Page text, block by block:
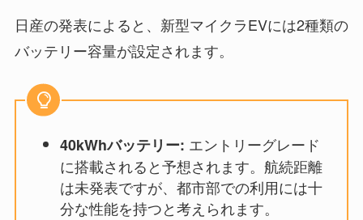
日産の発表によると、新型マイクラEVには2種類の
バッテリー容量が設定されます。
40kWhバッテリー: エントリーグレード
に搭載されると予想されます。航続距離
は未発表ですが、都市部での利用には十
分な性能を持つと考えられます。